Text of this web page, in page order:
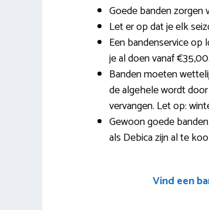
Goede banden zorgen
Let er op dat je elk
Een bandenservice op
je al doen vanaf €35,00.
Banden moeten
de algehele wordt
vervangen. Let op:
Gewoon goede
als Debica zijn al te
Vind een